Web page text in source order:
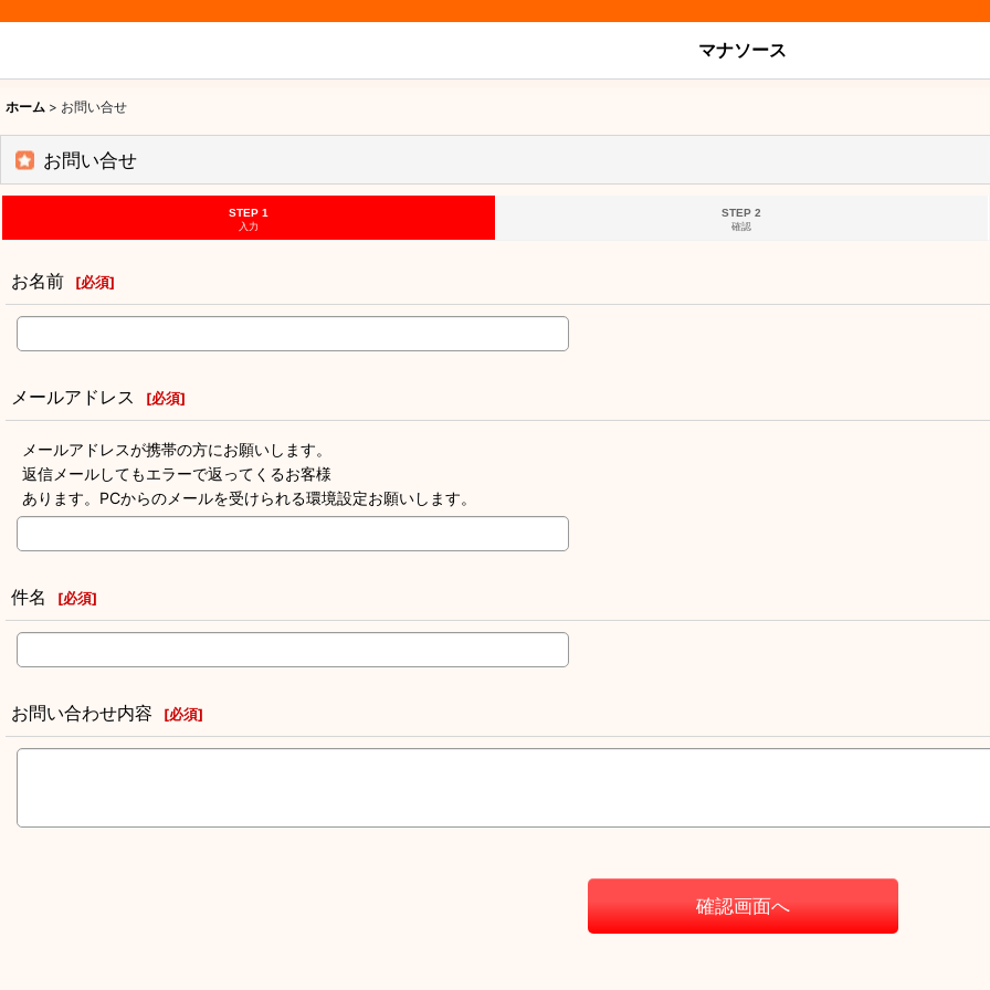
マナソース
ホーム > お問い合せ
お問い合せ
STEP 1
入力
STEP 2
確認
お名前 [必須]
メールアドレス [必須]
メールアドレスが携帯の方にお願いします。
返信メールしてもエラーで返ってくるお客様
あります。PCからのメールを受けられる環境設定お願いします。
件名 [必須]
お問い合わせ内容 [必須]
確認画面へ